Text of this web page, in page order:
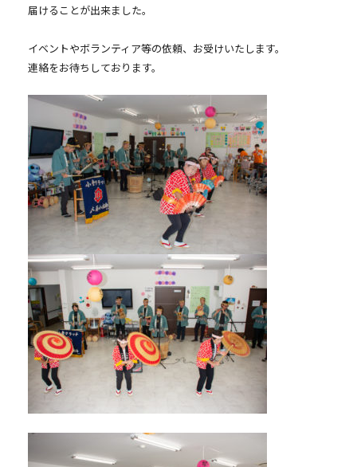
届けることが出来ました。
イベントやボランティア等の依頼、お受けいたします。
連絡をお待ちしております。